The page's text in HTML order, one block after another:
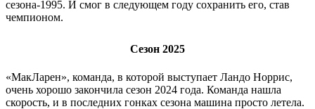
сезона-1995. И смог в следующем году сохранить его, став
чемпионом.
Сезон 2025
«МакЛарен», команда, в которой выступает Ландо Норрис,
очень хорошо закончила сезон 2024 года. Команда нашла
скорость, и в последних гонках сезона машина просто летела.